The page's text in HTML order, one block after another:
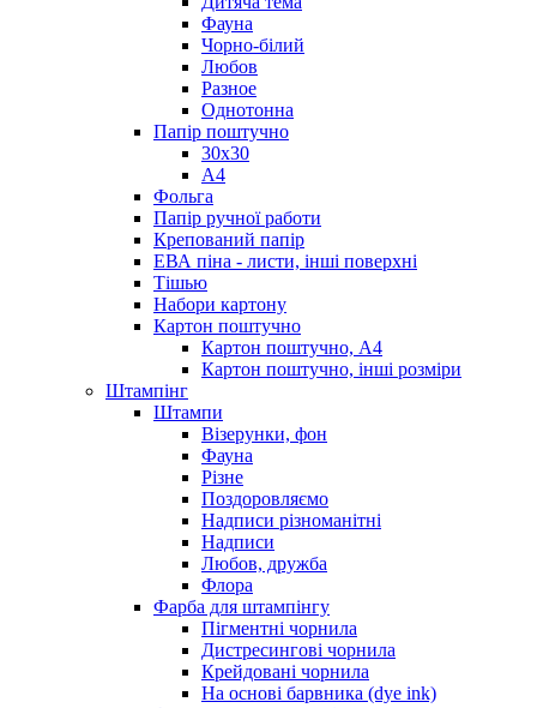
Фауна
Чорно-білий
Любов
Разное
Однотонна
Папір поштучно
30х30
А4
Фольга
Папір ручної работи
Крепований папір
ЕВА піна - листи, інші поверхні
Тішью
Набори картону
Картон поштучно
Картон поштучно, А4
Картон поштучно, інші розміри
Штампінг
Штампи
Візерунки, фон
Фауна
Різне
Поздоровляємо
Надписи різноманітні
Надписи
Любов, дружба
Флора
Фарба для штампінгу
Пігментні чорнила
Дистресингові чорнила
Крейдовані чорнила
На основі барвника (dye ink)